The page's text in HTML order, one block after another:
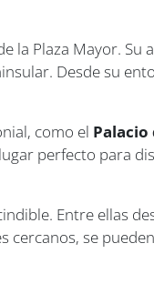
la Plaza Mayor. Su
Desde su
como el
perfecto para
Entre ellas
cercanos, se